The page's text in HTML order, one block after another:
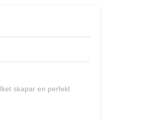
skapar en perfekt